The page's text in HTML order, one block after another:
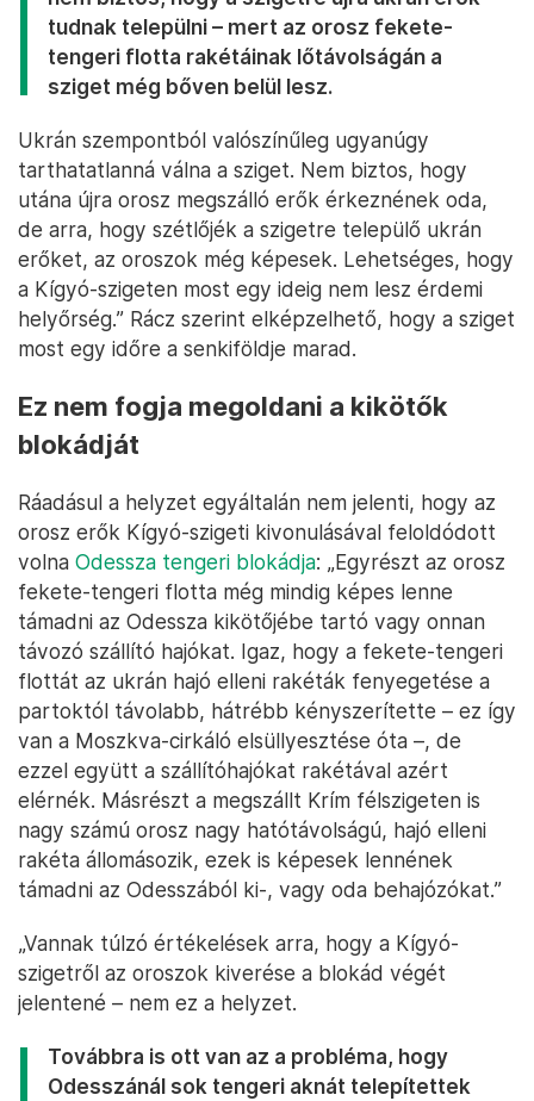
tudnak települni – mert az orosz fekete-
tengeri flotta rakétáinak lőtávolságán a
sziget még bőven belül lesz.
Ukrán szempontból valószínűleg ugyanúgy
tarthatatlanná válna a sziget. Nem biztos, hogy
utána újra orosz megszálló erők érkeznének oda,
de arra, hogy szétlőjék a szigetre települő ukrán
erőket, az oroszok még képesek. Lehetséges, hogy
a Kígyó-szigeten most egy ideig nem lesz érdemi
helyőrség.” Rácz szerint elképzelhető, hogy a sziget
most egy időre a senkiföldje marad.
Ez nem fogja megoldani a kikötők
blokádját
Ráadásul a helyzet egyáltalán nem jelenti, hogy az
orosz erők Kígyó-szigeti kivonulásával feloldódott
volna Odessza tengeri blokádja: „Egyrészt az orosz
fekete-tengeri flotta még mindig képes lenne
támadni az Odessza kikötőjébe tartó vagy onnan
távozó szállító hajókat. Igaz, hogy a fekete-tengeri
flottát az ukrán hajó elleni rakéták fenyegetése a
partoktól távolabb, hátrébb kényszerítette – ez így
van a Moszkva-cirkáló elsüllyesztése óta –, de
ezzel együtt a szállítóhajókat rakétával azért
elérnék. Másrészt a megszállt Krím félszigeten is
nagy számú orosz nagy hatótávolságú, hajó elleni
rakéta állomásozik, ezek is képesek lennének
támadni az Odesszából ki-, vagy oda behajózókat.”
„Vannak túlzó értékelések arra, hogy a Kígyó-
szigetről az oroszok kiverése a blokád végét
jelentené – nem ez a helyzet.
Továbbra is ott van az a probléma, hogy
Odesszánál sok tengeri aknát telepítettek